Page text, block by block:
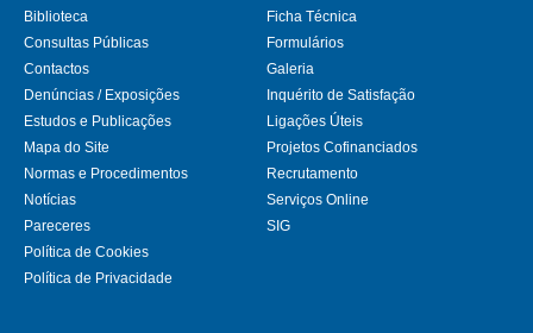
Biblioteca
Consultas Públicas
Contactos
Denúncias / Exposições
Estudos e Publicações
Ficha Técnica
Formulários
Galeria
Inquérito de Satisfação
Ligações Úteis
Mapa do Site
Normas e Procedimentos
Notícias
Pareceres
Política de Cookies
Política de Privacidade
Projetos Cofinanciados
Recrutamento
Serviços Online
SIG